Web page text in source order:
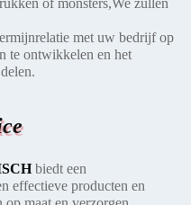
of monsters,We zullen
met uw bedrijf op
te ontwikkelen en het
biedt een
effectieve producten en